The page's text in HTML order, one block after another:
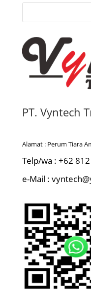
PT. Vyntech
Alamat : Perum Tiara
Telp/wa : +62
e-Mail :